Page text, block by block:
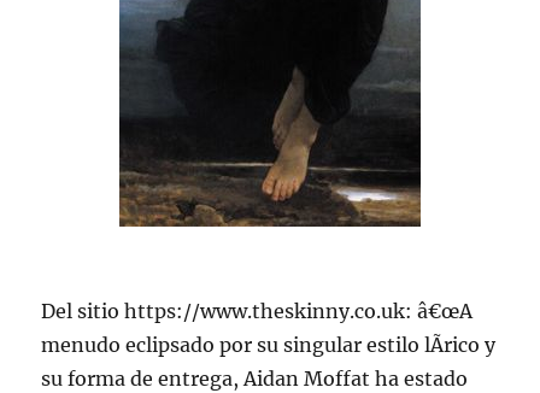
Del sitio https://www.theskinny.co.uk: â€œA
menudo eclipsado por su singular estilo lÃ­rico y
su forma de entrega, Aidan Moffat ha estado